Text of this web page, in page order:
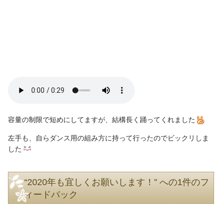
容量の制限で短めにしてますが、結構長く踊ってくれました
左手も、自らダンス用の組み方に持って行ったのでビックリしま
した
“2020年も宜しくお願いします！” への1件のフ
ィードバック